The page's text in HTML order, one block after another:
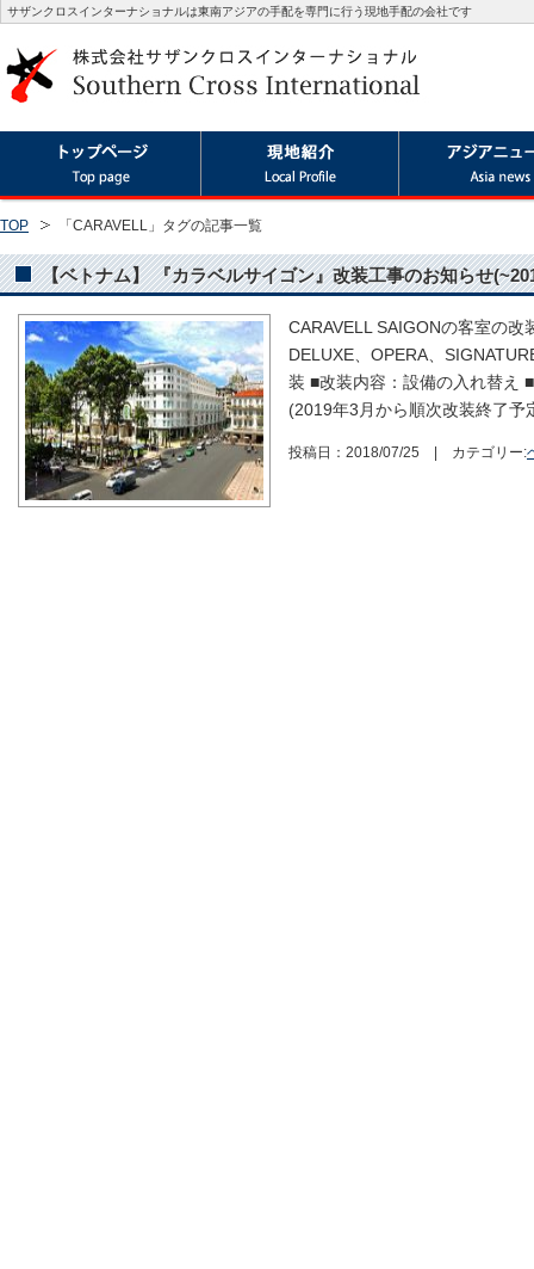
サザンクロスインターナショナルは東南アジアの手配を専門に行う現地手配の会社です
TOP 「CARAVELL」タグの記事一覧
【ベトナム】 『カラベルサイゴン』改装工事のお知らせ
CARAVELL SAIGONの客室の
DELUXE、OPERA、
装 ■改装内容：設備の入れ替え
(2019年3月から順次改装終了
投稿日：2018/07/25 | カテゴリー: